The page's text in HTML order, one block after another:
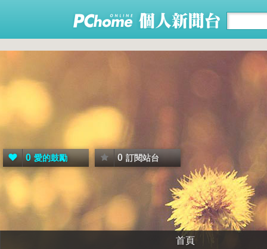
0 愛的鼓勵 0 訂閱站台
首頁